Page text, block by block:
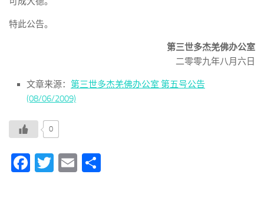
特此公告。
第三世多杰羌佛办公室
二零零九年八月六日
文章来源： 第三世多杰羌佛办公室 第五号公告
(08/06/2009)
0
Facebook
Twitter
Email